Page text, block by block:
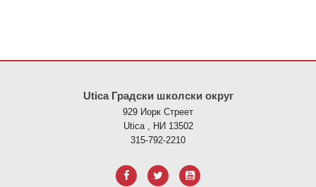
Utica Градски школски округ
929 Иорк Стреет
Utica , НИ 13502
315-792-2210